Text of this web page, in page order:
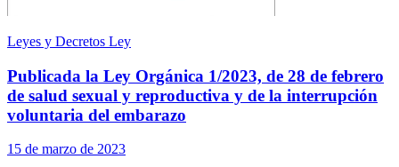
Leyes y Decretos Ley
Publicada la Ley Orgánica 1/2023, de 28 de febrero
de salud sexual y reproductiva y de la interrupción
voluntaria del embarazo
15 de marzo de 2023